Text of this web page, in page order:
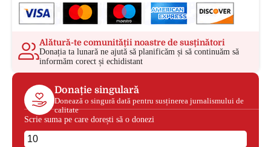
Alătură-te comunității noastre de susținători
Donația ta lunară ne ajută să planificăm și să continuăm să
informăm corect și echidistant
Donație singulară
Donează o singură dată pentru susținerea jurnalismului de
calitate
Scrie suma pe care dorești să o donezi